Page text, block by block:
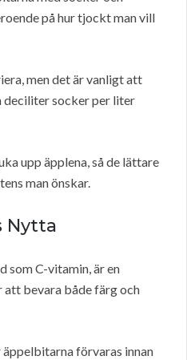
på hur tjockt man vill
men det är vanligt att
deciliter socker per liter
upp äpplena, så de lättare
man önskar.
Nytta
som C-vitamin, är en
att bevara både färg och
förvaras innan